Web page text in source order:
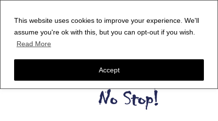
This website uses cookies to improve your experience. We'll
assume you're ok with this, but you can opt-out if you wish.
Read More
Accept